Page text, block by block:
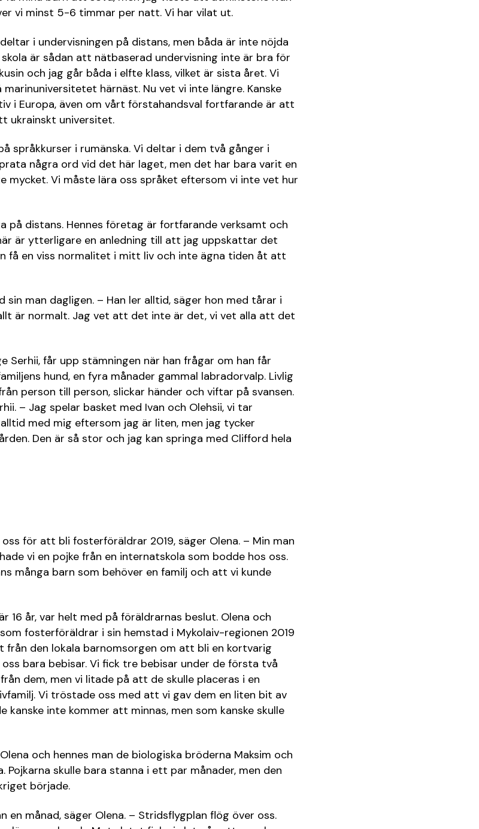
vi minst 5-6 timmar per natt. Vi har vilat ut.
i undervisningen på distans, men båda är inte nöjda
är sådan att nätbaserad undervisning inte är bra för
och jag går båda i elfte klass, vilket är sista året. Vi
härnäst. Nu vet vi inte längre. Kanske
i Europa, även om vårt förstahandsval fortfarande är att
ukrainskt universitet.
språkkurser i rumänska. Vi deltar i dem två gånger i
några ord vid det här laget, men det har bara varit en
mycket. Vi måste lära oss språket eftersom vi inte vet hur
distans. Hennes företag är fortfarande verksamt och
är ytterligare en anledning till att jag uppskattar det
få en viss normalitet i mitt liv och inte ägna tiden åt att
man dagligen. – Han ler alltid, säger hon med tårar i
är normalt. Jag vet att det inte är det, vi vet alla att det
Serhii, får upp stämningen när han frågar om han får
hund, en fyra månader gammal labradorvalp. Livlig
person till person, slickar händer och viftar på svansen.
– Jag spelar basket med Ivan och Olehsii, vi tar
med mig eftersom jag är liten, men jag tycker
Den är så stor och jag kan springa med Clifford hela
för att bli fosterföräldrar 2019, säger Olena. – Min man
vi en pojke från en internatskola som bodde hos oss.
många barn som behöver en familj och att vi kunde
16 år, var helt med på föräldrarnas beslut. Olena och
fosterföräldrar i sin hemstad i Mykolaiv-regionen 2019
från den lokala barnomsorgen om att bli en kortvarig
bara bebisar. Vi fick tre bebisar under de första två
dem, men vi litade på att de skulle placeras i en
Vi tröstade oss med att vi gav dem en liten bit av
kanske inte kommer att minnas, men som kanske skulle
och hennes man de biologiska bröderna Maksim och
Pojkarna skulle bara stanna i ett par månader, men den
började.
en månad, säger Olena. – Stridsflygplan flög över oss.